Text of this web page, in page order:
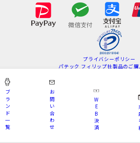
プライバシーポリシー
パテック フィリップ社製品のご購
サイトマップ
Copyright © KAMINE All Rights
ブ
ラ
ン
ド
一
覧
お
問
い
合
わ
せ
W
E
B
決
済